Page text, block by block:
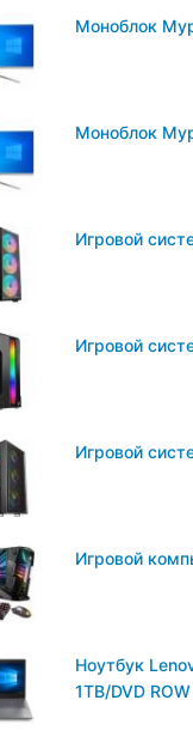
Моноблок
Моноблок
Игровой
Игровой
Игровой
Игровой
Ноутбук
1TB/DVD